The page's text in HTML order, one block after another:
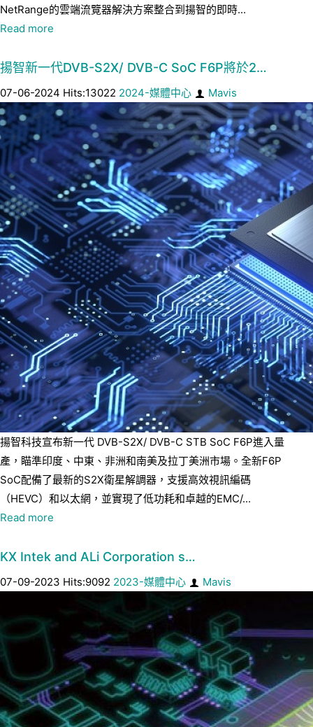
NetRange的雲端流覽器解決方案整合到揚智的即時...
Read more
揚智新一代DVB-S2X/ DVB-C SoC F6P將於2…
07-06-2024 Hits:13022 2024-媒體中心 Mavis
揚智科技宣布新一代 DVB-S2X/ DVB-C STB SoC F6P進入量
產，瞄準印度、中東、非洲和南美及拉丁美洲市場。全新F6P
SoC配備了最新的S2X衛星解調器，支援高效視訊編碼
（HEVC）和以太網，並實現了低功耗和卓越的EMC/...
Read more
KX Intek and ALi Corporation s…
07-09-2023 Hits:9092 2023-媒體中心 Mavis